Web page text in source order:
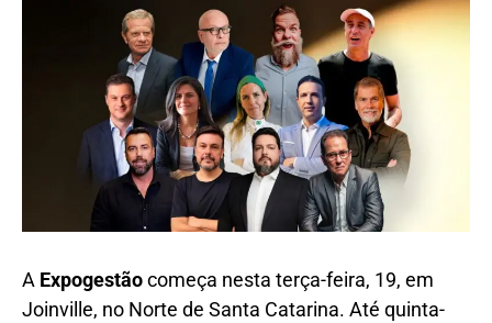
A Expogestãocomeça nesta terça-feira, 19, em
Joinville, no Norte de Santa Catarina. Até quinta-